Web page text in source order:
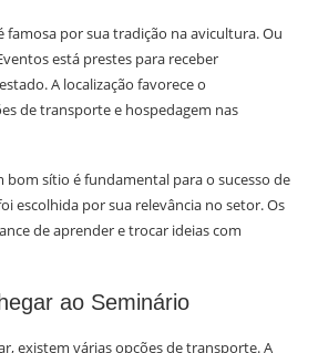
famosa por sua tradição na avicultura. Ou
está prestes para receber
A localização favorece o
de transporte e hospedagem nas
bom sítio é fundamental para o sucesso de
escolhida por sua relevância no setor. Os
de aprender e trocar ideias com
ao Seminário
existem várias opções de transporte. A